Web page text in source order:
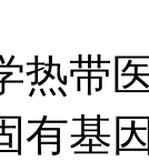
热带
有基